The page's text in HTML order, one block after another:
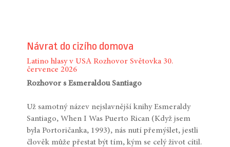
Návrat do cizího domova
Latino hlasy v USA Rozhovor Světovka 30.
července 2026
Rozhovor s Esmeraldou Santiago
Už samotný název nejslavnější knihy Esmeraldy
Santiago, When I Was Puerto Rican (Když jsem
byla Portoričanka, 1993), nás nutí přemýšlet, jestli
člověk může přestat být tím, kým se celý život cítil.